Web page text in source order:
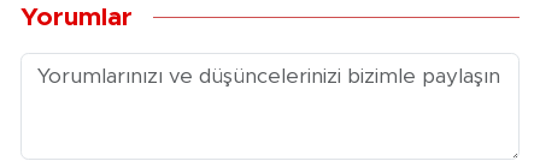
Yorumlar